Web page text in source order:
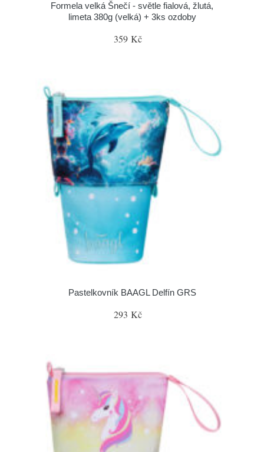
Formela velká Šnečí - světle fialová, žlutá,
limeta 380g (velká) + 3ks ozdoby
359 Kč
Pastelkovník BAAGL Delfín GRS
293 Kč